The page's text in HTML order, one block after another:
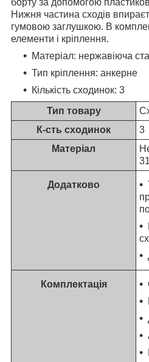
Нижня частина сходів
гумовою заглушкою. В
елементи і кріплення.
Матеріал: нержавіюча
Тип кріплення: анкерне
Кількість сходинок: 3
Тип товару
К-сть сходинок
3
Матеріал
Додатково
Комплектація